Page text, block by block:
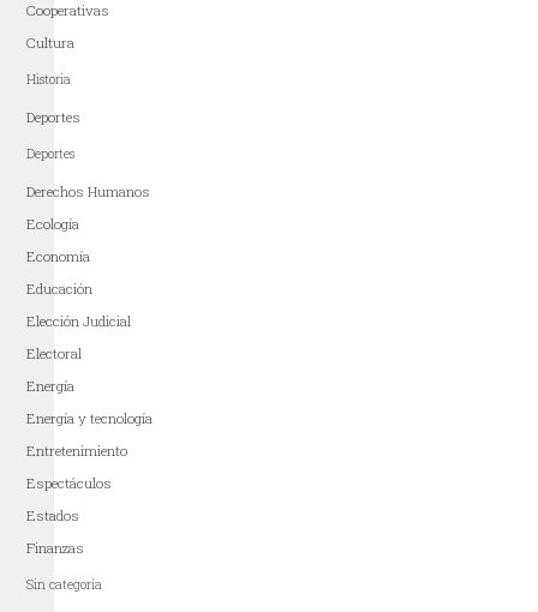
Cooperativas
Cultura
Historia
Deportes
Deportes
Derechos Humanos
Ecología
Economía
Educación
Elección Judicial
Electoral
Energía
Energía y tecnología
Entretenimiento
Espectáculos
Estados
Finanzas
Sin categoría